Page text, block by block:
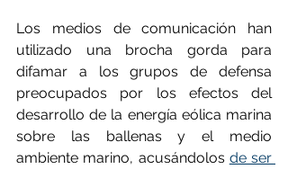
Los medios de comunicación han
utilizado una brocha gorda para
difamar a los grupos de defensa
preocupados por los efectos del
desarrollo de la energía eólica marina
sobre las ballenas y el medio
ambiente marino, acusándolos de ser